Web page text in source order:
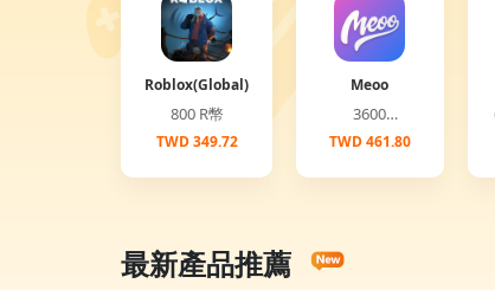
Roblox(Global)
800 R幣
TWD 349.72
Meoo
3600
Diamonds
TWD 461.80
最新產品推薦